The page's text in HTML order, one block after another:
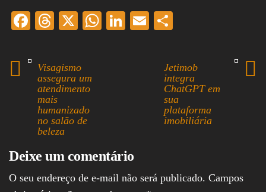
Fa
bo
ok
T
ea
ds
X
W
Li
E
ail re
Visagismo
assegura um
atendimento
mais
humanizado
no salão de
beleza
Jetimob
integra
ChatGPT em
sua
plataforma
imobiliária
Deixe um comentário
O seu endereço de e-mail não será publicado. Campos